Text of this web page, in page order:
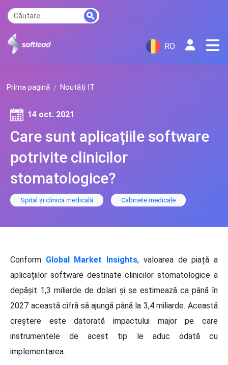
RO
Prima pagină Noutăți IT
Care sunt aplicațiile software
potrivite clinicilor
stomatologice?
14 oct. 2021
Spital și clinica medicală Cabinete medicale
Conform Global Market Insights, valoarea de piață a
aplicațiilor software destinate clinicilor stomatologice a
depășit 1,3 miliarde de dolari și se estimează ca până în
2027 această cifră să ajungă până la 3,4 miliarde. Această
creștere este datorată impactului major pe care
instrumentele de acest tip le aduc odată cu
implementarea.